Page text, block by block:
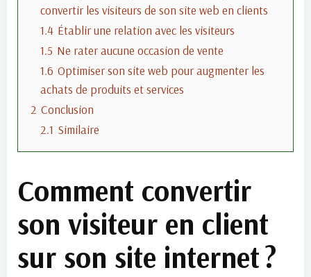
convertir les visiteurs de son site web en clients
1.4 Établir une relation avec les visiteurs
1.5 Ne rater aucune occasion de vente
1.6 Optimiser son site web pour augmenter les
achats de produits et services
2 Conclusion
2.1 Similaire
Comment convertir
son visiteur en client
sur son site internet ?